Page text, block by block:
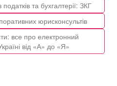
та бухгалтерії: ЗКГ
юрисконсультів
все про електронний
від «А» до «Я»